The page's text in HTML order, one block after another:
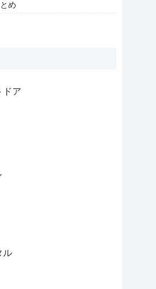
とめ
ドア
ル